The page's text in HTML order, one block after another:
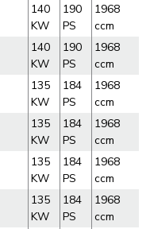
140
KW
190
PS
1968
ccm
140
KW
190
PS
1968
ccm
135
KW
184
PS
1968
ccm
135
KW
184
PS
1968
ccm
135
KW
184
PS
1968
ccm
135
KW
184
PS
1968
ccm